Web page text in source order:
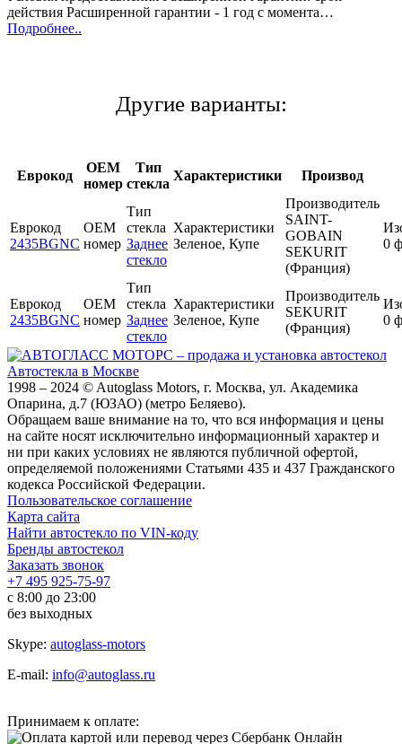
действия Расширенной гарантии - 1 год с момента…
Подробнее..
Другие варианты:
Еврокод
OEM
номер
Тип
стекла
Характеристики Производ
Еврокод
2435BGNC
OEM
номер
Тип
стекла
Заднее
стекло
Характеристики
Зеленое, Купе
Производитель
SAINT-
GOBAIN
SEKURIT
(Франция)
0
Еврокод
2435BGNC
OEM
номер
Тип
стекла
Заднее
стекло
Характеристики
Зеленое, Купе
Производитель
SEKURIT
(Франция)
0
Автостекла в Москве
1998 – 2024 © Autoglass Motors, г. Москва, ул. Академика
Опарина, д.7 (ЮЗАО) (метро Беляево).
Обращаем ваше внимание на то, что вся информация и цены
на сайте носят исключительно информационный характер и
ни при каких условиях не являются публичной офертой,
определяемой положениями Статьями 435 и 437 Гражданского
кодекса Российской Федерации.
Пользовательское соглашение
Карта сайта
Найти автостекло по VIN-коду
Бренды автостекол
Заказать звонок
+7 495 925-75-97
с 8:00 до 23:00
без выходных
Skype: autoglass-motors
E-mail: info@autoglass.ru
Принимаем к оплате: